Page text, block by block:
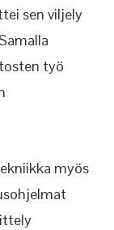
sen viljely
työ
myös